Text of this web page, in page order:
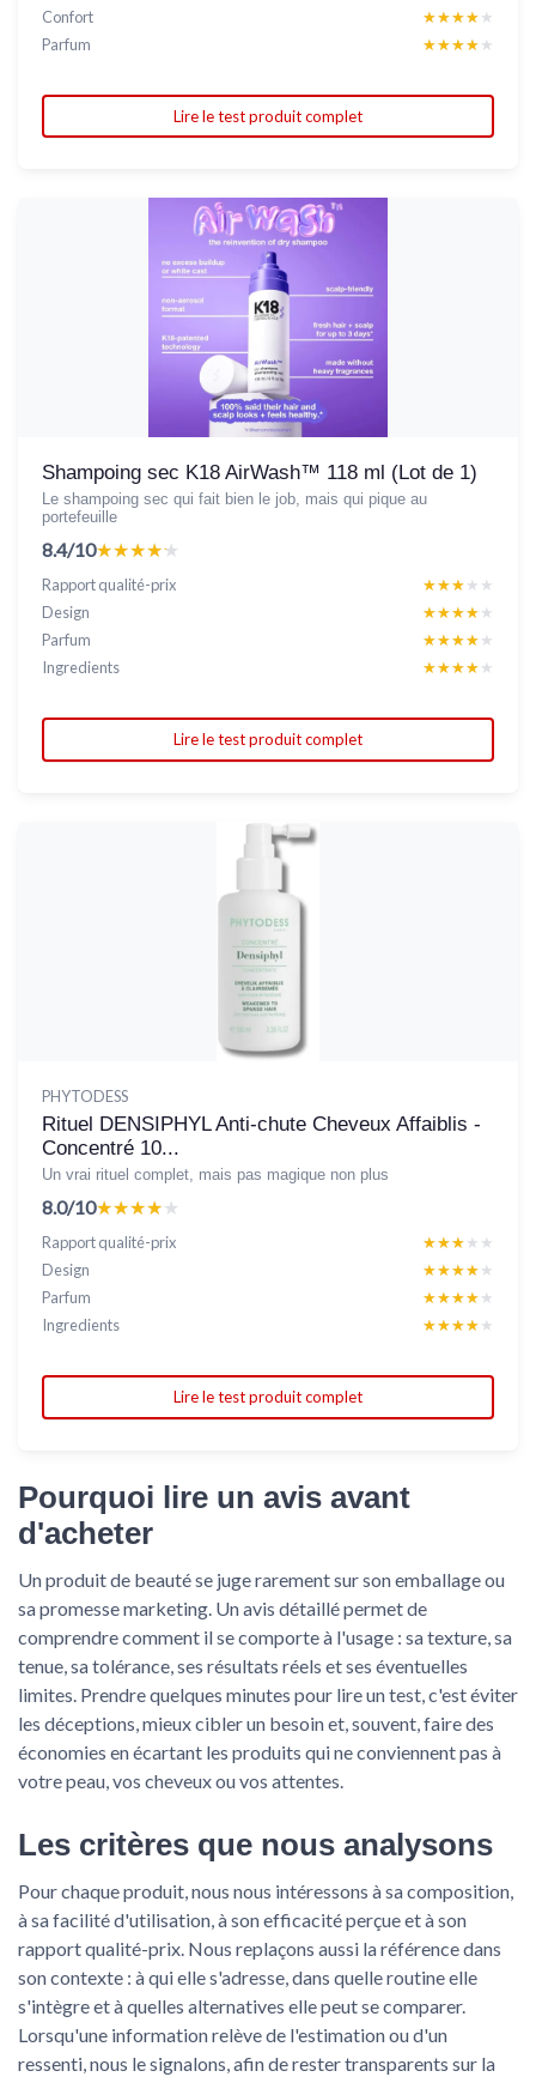
Confort
★★★★★
★★★★★
Parfum
★★★★★
★★★★★
Lire le test produit complet
Shampoing sec K18 AirWash™ 118 ml (Lot de 1)
Le shampoing sec qui fait bien le job, mais qui pique au
portefeuille
8.4/10★★★★★
★★★★★
Rapport qualité-prix ★★★★★
★★★★★
Design
★★★★★
★★★★★
Parfum
★★★★★
★★★★★
Ingredients
★★★★★
★★★★★
Lire le test produit complet
PHYTODESS
Rituel DENSIPHYL Anti-chute Cheveux Affaiblis -
Concentré 10...
Un vrai rituel complet, mais pas magique non plus
8.0/10★★★★★
★★★★★
Rapport qualité-prix ★★★★★
★★★★★
Design
★★★★★
★★★★★
Parfum
★★★★★
★★★★★
Ingredients
★★★★★
★★★★★
Lire le test produit complet
Pourquoi lire un avis avant
d'acheter
Un produit de beauté se juge rarement sur son emballage ou
sa promesse marketing. Un avis détaillé permet de
comprendre comment il se comporte à l'usage : sa texture, sa
tenue, sa tolérance, ses résultats réels et ses éventuelles
limites. Prendre quelques minutes pour lire un test, c'est éviter
les déceptions, mieux cibler un besoin et, souvent, faire des
économies en écartant les produits qui ne conviennent pas à
votre peau, vos cheveux ou vos attentes.
Les critères que nous analysons
Pour chaque produit, nous nous intéressons à sa composition,
à sa facilité d'utilisation, à son efficacité perçue et à son
rapport qualité-prix. Nous replaçons aussi la référence dans
son contexte : à qui elle s'adresse, dans quelle routine elle
s'intègre et à quelles alternatives elle peut se comparer.
Lorsqu'une information relève de l'estimation ou d'un
ressenti, nous le signalons, afin de rester transparents sur la